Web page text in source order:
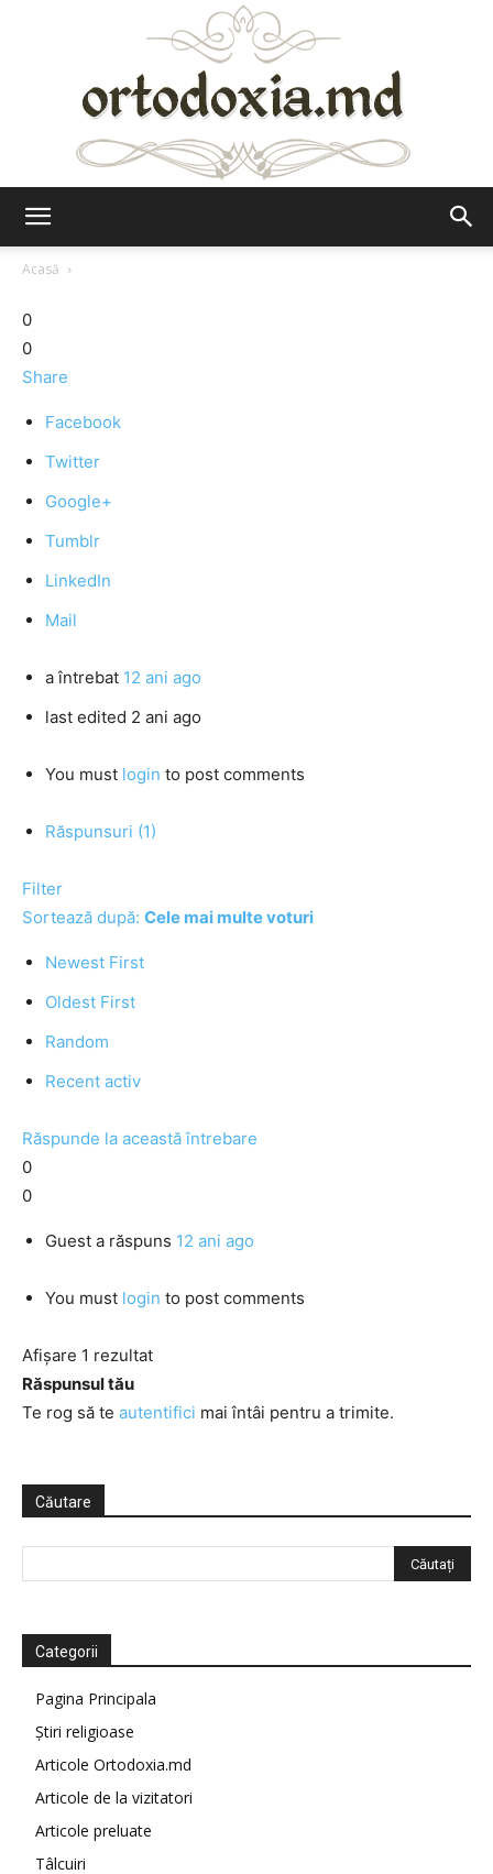
Acasă
0
0
Share
Facebook
Twitter
Google+
Tumblr
LinkedIn
Mail
a întrebat 12 ani ago
last edited 2 ani ago
You must login to post comments
Răspunsuri (1)
Filter
Sortează după: Cele mai multe voturi
Newest First
Oldest First
Random
Recent activ
Răspunde la această întrebare
0
0
Guest a răspuns 12 ani ago
You must login to post comments
Afișare 1 rezultat
Răspunsul tău
Te rog să te autentifici mai întâi pentru a trimite.
Căutare
Categorii
Pagina Principala
Știri religioase
Articole Ortodoxia.md
Articole de la vizitatori
Articole preluate
Tâlcuiri